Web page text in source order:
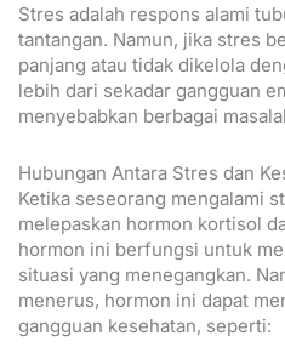
Stres adalah respons alami
tantangan. Namun, jika stres
panjang atau tidak dikelola
lebih dari sekadar gangguan
menyebabkan berbagai
Hubungan Antara Stres dan
Ketika seseorang mengalami
melepaskan hormon kortisol
hormon ini berfungsi untuk
situasi yang menegangkan.
menerus, hormon ini dapat
gangguan kesehatan, seperti: